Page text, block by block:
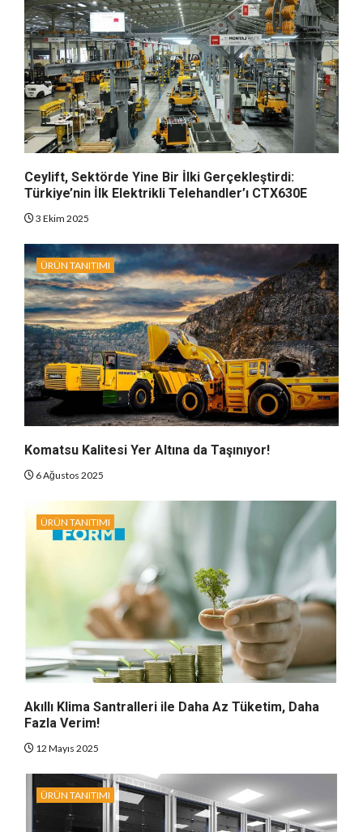
Ceylift, Sektörde Yine Bir İlki Gerçekleştirdi:
Türkiye’nin İlk Elektrikli Telehandler’ı CTX630E
3 Ekim 2025
ÜRÜN TANITIMI
Komatsu Kalitesi Yer Altına da Taşınıyor!
6 Ağustos 2025
ÜRÜN TANITIMI
Akıllı Klima Santralleri ile Daha Az Tüketim, Daha
Fazla Verim!
12 Mayıs 2025
ÜRÜN TANITIMI